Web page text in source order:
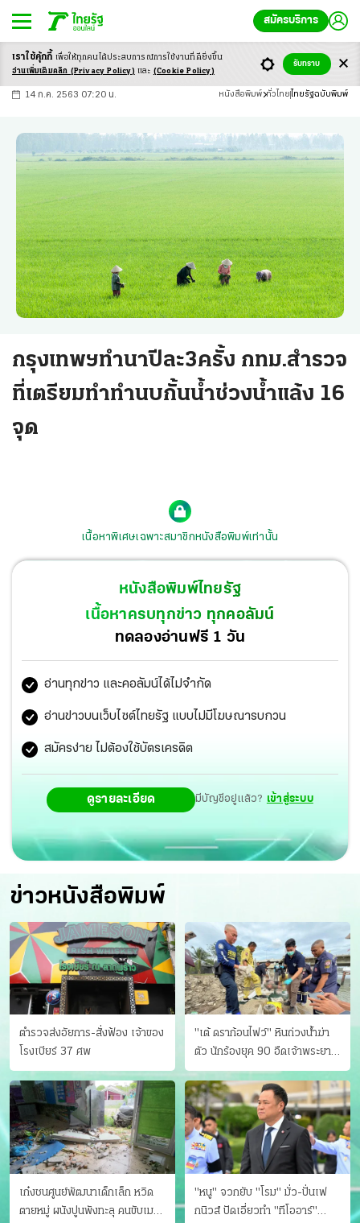
สมัครบริการ
-ก ก ก+
14 ก.ค. 2563 07:20 น. หนังสือพิมพ์ ทั่วไทย ไทยรัฐฉบับพิมพ์
กรุงเทพฯทำนาปีละ3ครั้ง กทม.สำรวจ
ที่เตรียมทำทำนบกั้นน้ำช่วงน้ำแล้ง 16
จุด
เนื้อหาพิเศษเฉพาะสมาชิกหนังสือพิมพ์เท่านั้น
หนังสือพิมพ์ไทยรัฐ
เนื้อหาครบทุกข่าว ทุกคอลัมน์
ทดลองอ่านฟรี 1 วัน
อ่านทุกข่าว และคอลัมน์ได้ไม่จำกัด
อ่านข่าวบนเว็บไซต์ไทยรัฐ แบบไม่มีโฆษณารบกวน
สมัครง่าย ไม่ต้องใช้บัตรเครดิต
ดูรายละเอียด มีบัญชีอยู่แล้ว? เข้าสู่ระบบ
ข่าวหนังสือพิมพ์
ตำรวจส่งอัยการ-สั่งฟ้อง เจ้าของ
โรงเบียร์ 37 ศพ
"เต้ ดราก้อนไฟว์" หินถ่วงน้ำฆ่า
ตัว นักร้องยุค 90 อืดเจ้าพระยา
แฟนหาตัววุ่น เครียดธุรกิจ!
เก๋งชนศูนย์พัฒนาเด็กเล็ก หวิด
ตายหมู่ ผนังปูนพังทะลุ คนขับเมา
"หนู" จวกยับ "โรม" มั่ว-ปั่นเฟ
กนิวส์ ปัดเอี่ยวทํา "ทีโออาร์"
เราใช้คุ้กกี้ เพื่อให้ทุกคนได้ประสบการณ์การใช้งานที่ดียิ่งขึ้น
อ่านเพิ่มเติมคลิก (Privacy Policy) และ (Cookie Policy)
รับทราบ